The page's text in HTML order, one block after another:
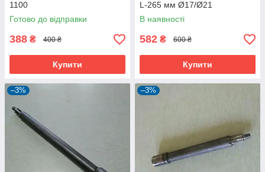
1100
Готово до відправки
388 ₴ 400 ₴
Купити
L-265 мм Ø17/Ø21
В наявності
582 ₴ 600 ₴
Купити
–3% –3%